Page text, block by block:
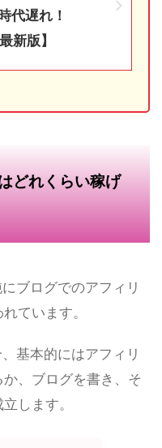
代遅れ！
新版】
どれくらい稼げ
ブログでのアフィリ
ています。
基本的にはアフィリ
、ブログを書き、そ
します。